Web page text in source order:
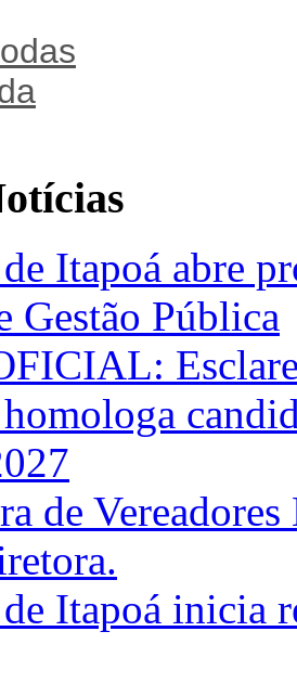
Itapoá abre
Gestão Pública
de
Itapoá inicia